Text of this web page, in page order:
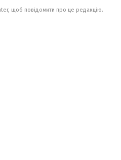
щоб повідомити про це редакцію.